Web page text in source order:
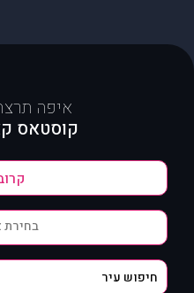
איפה
קוסטאס
בחירת